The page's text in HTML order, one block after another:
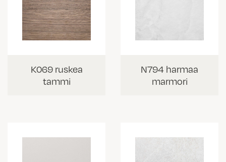
K069 ruskea
tammi
N794 harmaa
marmori